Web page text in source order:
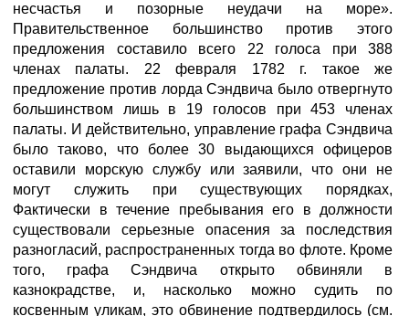
несчастья и позорные неудачи на море».
Правительственное большинство против этого
предложения составило всего 22 голоса при 388
членах палаты. 22 февраля 1782 г. такое же
предложение против лорда Сэндвича было отвергнуто
большинством лишь в 19 голосов при 453 членах
палаты. И действительно, управление графа Сэндвича
было таково, что более 30 выдающихся офицеров
оставили морскую службу или заявили, что они не
могут служить при существующих порядках,
Фактически в течение пребывания его в должности
существовали серьезные опасения за последствия
разногласий, распространенных тогда во флоте. Кроме
того, графа Сэндвича открыто обвиняли в
казнокрадстве, и, насколько можно судить по
косвенным уликам, это обвинение подтвердилось (см.